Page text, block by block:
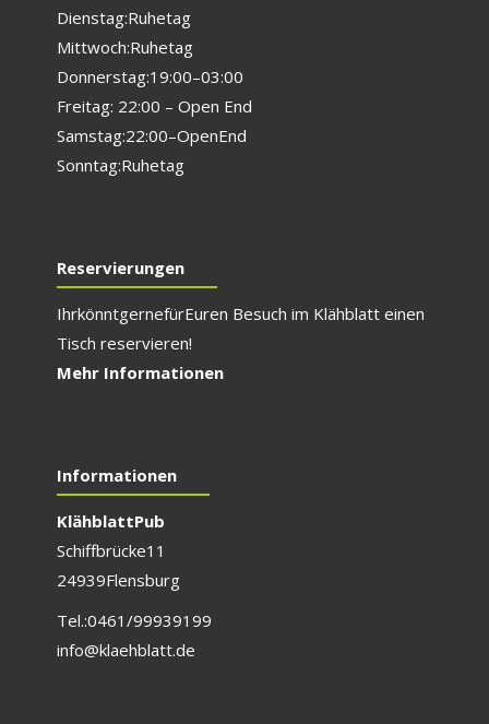
Dienstag: Ruhetag
Mittwoch: Ruhetag
Donnerstag: 19:00 – 03:00
Freitag: 22:00 – Open End
Samstag: 22:00 – Open End
Sonntag: Ruhetag
Reservierungen
Ihr könnt gerne für Euren Besuch im Klähblatt einen
Tisch reservieren!
Mehr Informationen
Informationen
Klähblatt Pub
Schiffbrücke 11
24939 Flensburg
Tel.: 0461/999 391 99
info@klaehblatt.de